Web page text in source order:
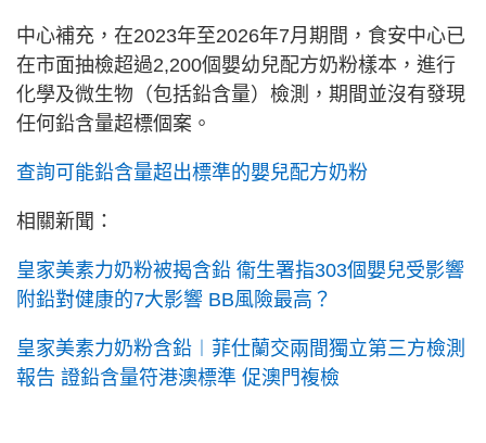
中心補充，在2023年至2026年7月期間，食安中心已
在市面抽檢超過2,200個嬰幼兒配方奶粉樣本，進行
化學及微生物（包括鉛含量）檢測，期間並沒有發現
任何鉛含量超標個案。
查詢可能鉛含量超出標準的嬰兒配方奶粉
相關新聞：
皇家美素力奶粉被揭含鉛 衞生署指303個嬰兒受影響
附鉛對健康的7大影響 BB風險最高？
皇家美素力奶粉含鉛︱菲仕蘭交兩間獨立第三方檢測
報告 證鉛含量符港澳標準 促澳門複檢